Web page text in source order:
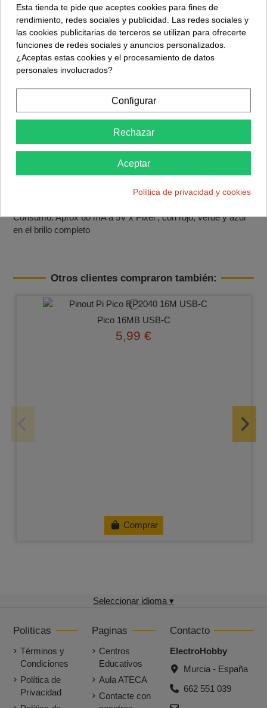
Matriz de 8x8 RGBIC direccionables que permiten el control
independiente de cada pixel mediante Arduino o controladores
compatibles. Perfecta para proyectos maker, señalización,
domótica y soluciones educativas que requieran efectos
luminosos avanzados sin complicaciones.
El controlador es el WS2812B, funciona con 5V y se pueden
controlar mediante 1 solo hilo con comunicación individual led
Voltaje de alimentación: 5V DC (alimentacion externa, no
Control de color de 24 bits: 16.58 millones de colores por
Consumo: Aprox 60 mA a 5V x Pixel ; con rojo, verde y azul
en el brillo completo
Otros clientes compraron también:
Pico 16MB USB-C
5,99 €
Comprar
Seleccionar idioma ▾
Politicas
Términos y
Condiciones
Política de
Privacidad
Paginas
Centros
Educativos
Aula ATECA
Contacte con
Contacto
ElectroHobby
Murcia - España
662 551 039
Esta tienda te pide que aceptes cookies para fines de
rendimiento, redes sociales y publicidad. Las redes sociales y
las cookies publicitarias de terceros se utilizan para ofrecerte
funciones de redes sociales y anuncios personalizados.
¿Aceptas estas cookies y el procesamiento de datos
personales involucrados?
Configurar
Rechazar
Aceptar
Política de privacidad y cookies